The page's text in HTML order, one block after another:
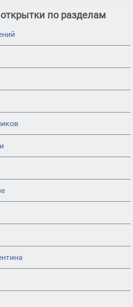
по разделам